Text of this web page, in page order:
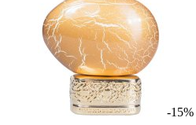
-15%